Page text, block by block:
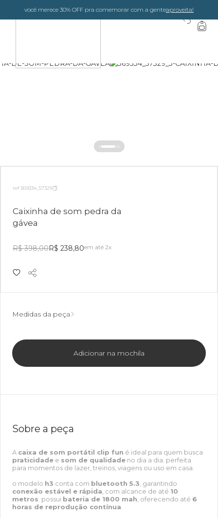
você merece 30% OFF pra comemorar com a genteaproveita!
ref 369334_57329
Caixinha de som pedra da
gávea
R$ 398,00R$ 238,80em até 2x
Medidas da peça
Adicionar na mochila
Sobre a peça
A caixa de som portátil clip fun é ideal para quem busca
praticidade e som de qualidade no dia a dia. perfeita
para momentos de lazer, treinos, viagens ou uso em casa.
o modelo h3 conta com bluetooth 5.3 , garantindo
conexão estável e rápida , com alcance de até 10
metros . possui bateria de 1800 mah , oferecendo até 6
horas de reprodução contínua